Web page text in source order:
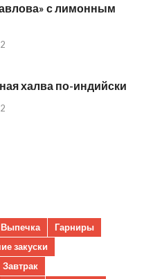
с лимонным
халва по-индийски
Выпечка
Гарниры
закуски
Завтрак